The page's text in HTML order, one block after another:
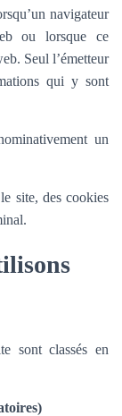
navigateur
ou lorsque ce
Seul l’émetteur
qui y sont
un
site, des cookies
sont classés en